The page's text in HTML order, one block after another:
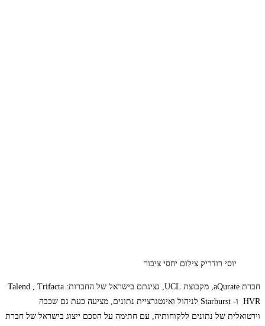
יוסי רודריק צילום יחסי ציבור
חברת aQurate, מקבוצת UCL, נציגתם בישראל של החברות: Talend , Trifacta
HVR ו- Starburst לניהול ואינטגרציית נתונים, מציעה כעת גם שכבה
וירטואלית של נתונים ללקוחותיה, עם חתימה על הסכם ייצוג בישראל של חברת